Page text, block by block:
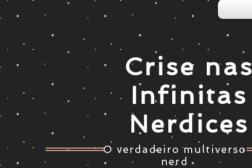
Crise nas
Infinitas
Nerdices
O verdadeiro multiverso
nerd